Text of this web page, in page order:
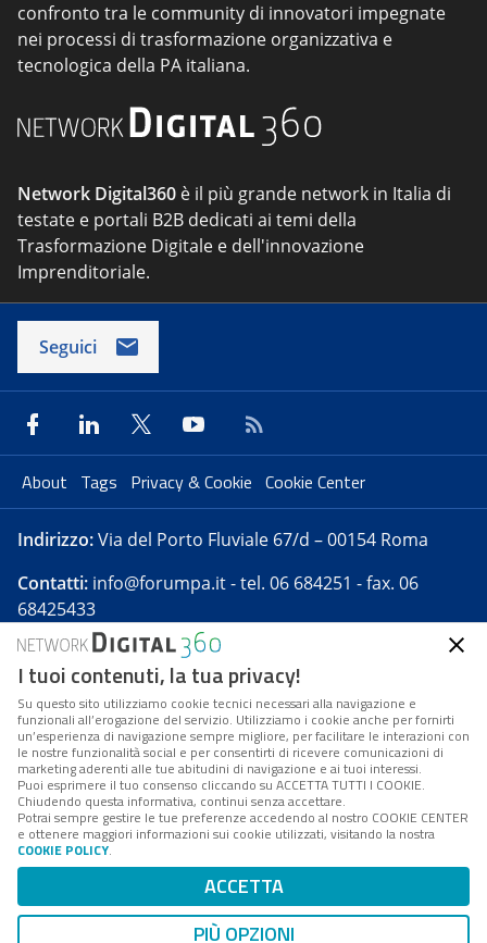
confronto tra le community di innovatori impegnate
nei processi di trasformazione organizzativa e
tecnologica della PA italiana.
Network Digital360 è il più grande network in Italia di
testate e portali B2B dedicati ai temi della
Trasformazione Digitale e dell'innovazione
Imprenditoriale.
Seguici
About Tags Privacy & Cookie Cookie Center
Indirizzo:Via del Porto Fluviale 67/d – 00154 Roma
Contatti: info@forumpa.it- tel. 06 684251 - fax. 06
68425433
Forumpa.itè una pubblicazione telematica iscritta
presso Registro della stampa del Tribunale di Roma -
Reg. n. 182 del 2 maggio 2008 - Direttore resp. Michela
Stentella
FPA s.r.l. è società soggetta a Direzione e
Coordinamento da parte di Digital360 S.p.A. - FPA s.r.l.
è un'azienda certificata per il sistema di management
Codice Fiscale/Partita IVA n. 10693191008 - R.E.A. Roma
n. 1249791. ISP AWS
Mappa del sito
I tuoi contenuti, la tua privacy!
Su questo sito utilizziamo cookie tecnici necessari alla navigazione e
funzionali all’erogazione del servizio. Utilizziamo i cookie anche per fornirti
un’esperienza di navigazione sempre migliore, per facilitare le interazioni con
le nostre funzionalità social e per consentirti di ricevere comunicazioni di
marketing aderenti alle tue abitudini di navigazione e ai tuoi interessi.
Puoi esprimere il tuo consenso cliccando su ACCETTA TUTTI I COOKIE.
Chiudendo questa informativa, continui senza accettare.
Potrai sempre gestire le tue preferenze accedendo al nostro COOKIE CENTER
e ottenere maggiori informazioni sui cookie utilizzati, visitando la nostra
COOKIE POLICY.
ACCETTA
PIÙ OPZIONI